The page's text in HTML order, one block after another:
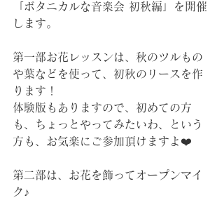
「ボタニカルな音楽会 初秋編」を開催
します。
第一部お花レッスンは、秋のツルもの
や葉などを使って、初秋のリースを作
ります！
体験版もありますので、初めての方
も、ちょっとやってみたいわ、という
方も、お気楽にご参加頂けますよ❤️
第二部は、お花を飾ってオープンマイ
ク♪